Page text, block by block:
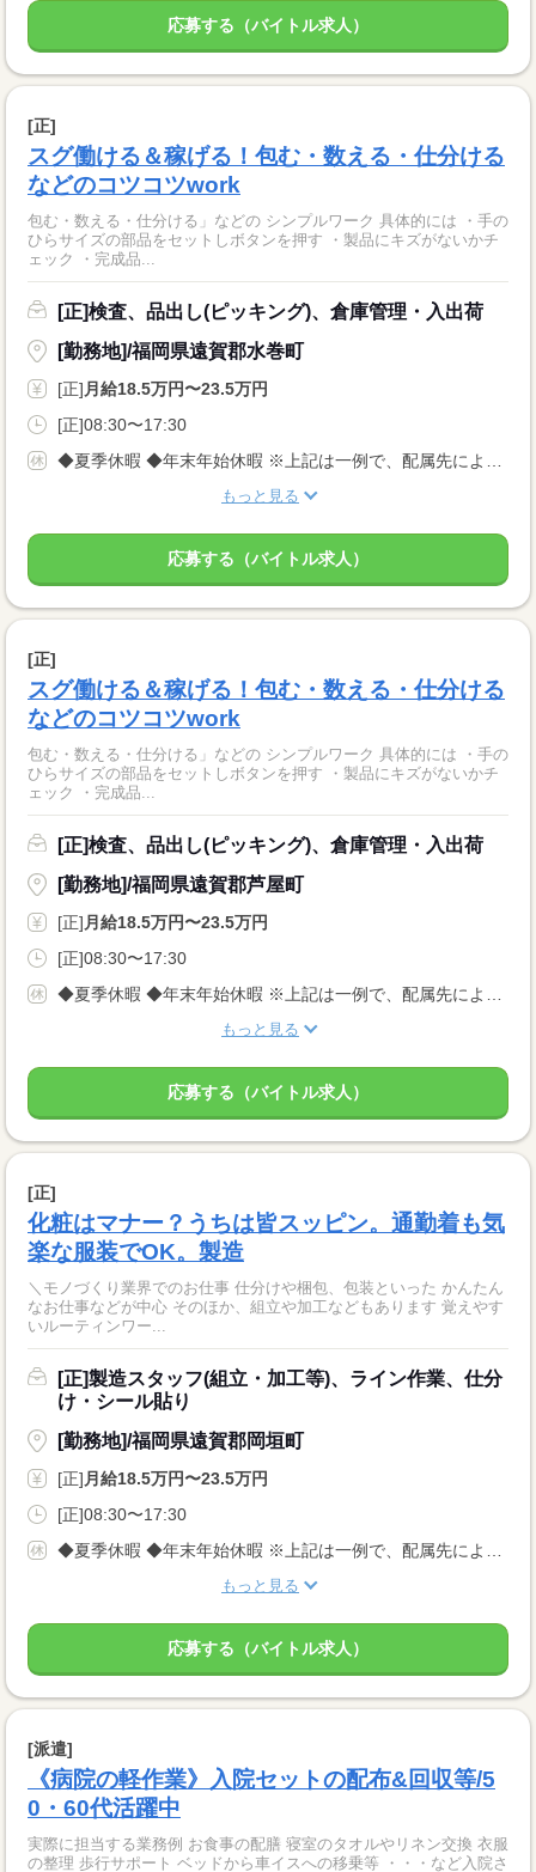
応募する（バイトル求人）
[正]
スグ働ける＆稼げる！包む・数える・仕分ける
などのコツコツwork
包む・数える・仕分ける」などの シンプルワーク 具体的には ・手の
ひらサイズの部品をセットしボタンを押す ・製品にキズがないかチ
ェック ・完成品...
[正]検査、品出し(ピッキング)、倉庫管理・入出荷
[勤務地]/福岡県遠賀郡水巻町
[正] 月給18.5万円〜23.5万円
[正]08:30〜17:30
もっと見る
応募する（バイトル求人）
[正]
スグ働ける＆稼げる！包む・数える・仕分ける
などのコツコツwork
包む・数える・仕分ける」などの シンプルワーク 具体的には ・手の
ひらサイズの部品をセットしボタンを押す ・製品にキズがないかチ
ェック ・完成品...
[正]検査、品出し(ピッキング)、倉庫管理・入出荷
[勤務地]/福岡県遠賀郡芦屋町
[正] 月給18.5万円〜23.5万円
[正]08:30〜17:30
もっと見る
応募する（バイトル求人）
[正]
化粧はマナー？うちは皆スッピン。通勤着も気
楽な服装でOK。製造
＼モノづくり業界でのお仕事 仕分けや梱包、包装といった かんたん
なお仕事などが中心 そのほか、組立や加工などもあります 覚えやす
いルーティンワー...
[正]製造スタッフ(組立・加工等)、ライン作業、仕分
け・シール貼り
[勤務地]/福岡県遠賀郡岡垣町
[正] 月給18.5万円〜23.5万円
[正]08:30〜17:30
もっと見る
応募する（バイトル求人）
[派遣]
《病院の軽作業》入院セットの配布&回収等/5
0・60代活躍中
実際に担当する業務例 お食事の配膳 寝室のタオルやリネン交換 衣服
の整理 歩行サポート ベッドから車イスへの移乗等 ・・・など入院さ